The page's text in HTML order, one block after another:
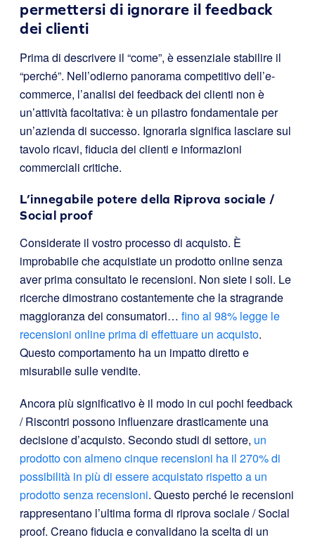
permettersi di ignorare il feedback
dei clienti
Prima di descrivere il “come”, è essenziale stabilire il
“perché”. Nell’odierno panorama competitivo dell’e-
commerce, l’analisi dei feedback dei clienti non è
un’attività facoltativa: è un pilastro fondamentale per
un’azienda di successo. Ignorarla significa lasciare sul
tavolo ricavi, fiducia dei clienti e informazioni
commerciali critiche.
L’innegabile potere della Riprova sociale /
Social proof
Considerate il vostro processo di acquisto. È
improbabile che acquistiate un prodotto online senza
aver prima consultato le recensioni. Non siete i soli. Le
ricerche dimostrano costantemente che la stragrande
maggioranza dei consumatori… fino al 98% legge le
recensioni online prima di effettuare un acquisto.
Questo comportamento ha un impatto diretto e
misurabile sulle vendite.
Ancora più significativo è il modo in cui pochi feedback
/ Riscontri possono influenzare drasticamente una
decisione d’acquisto. Secondo studi di settore, un
prodotto con almeno cinque recensioni ha il 270% di
possibilità in più di essere acquistato rispetto a un
prodotto senza recensioni. Questo perché le recensioni
rappresentano l’ultima forma di riprova sociale / Social
proof. Creano fiducia e convalidano la scelta di un